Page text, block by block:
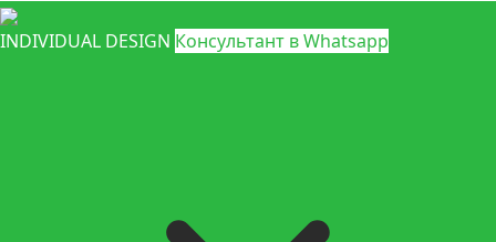
INDIVIDUAL DESIGN Консультант в Whatsapp